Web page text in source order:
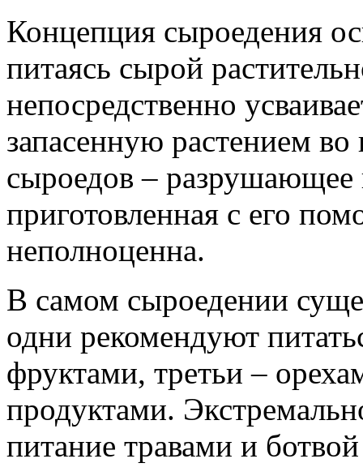
Концепция сыроедения
питаясь сырой
непосредственно
запасенную растением
сыроедов – разрушающее
приготовленная с его
неполноценна.
В самом сыроедении
одни рекомендуют
фруктами, третьи –
продуктами.
питание травами и